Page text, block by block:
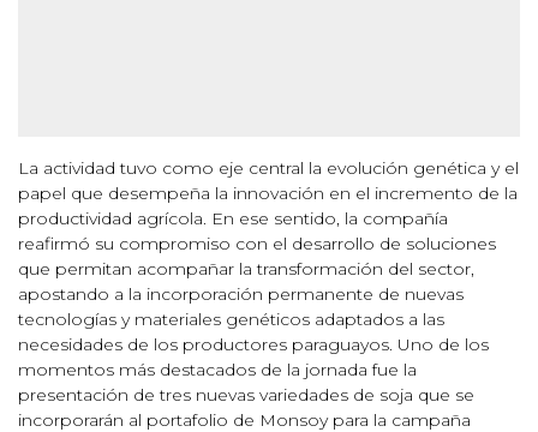
La actividad tuvo como eje central la evolución genética y el
papel que desempeña la innovación en el incremento de la
productividad agrícola. En ese sentido, la compañía
reafirmó su compromiso con el desarrollo de soluciones
que permitan acompañar la transformación del sector,
apostando a la incorporación permanente de nuevas
tecnologías y materiales genéticos adaptados a las
necesidades de los productores paraguayos. Uno de los
momentos más destacados de la jornada fue la
presentación de tres nuevas variedades de soja que se
incorporarán al portafolio de Monsoy para la campaña